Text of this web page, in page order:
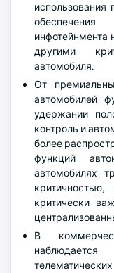
использования
инфотейнмента
другими
автомобиля.
От
автомобилей
удержании
контроль и
более
функций
автомобилях
критически
В